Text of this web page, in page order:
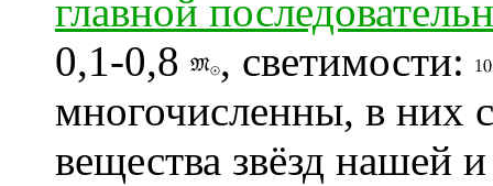
главной
0,1-0,8
, светимости:
многочисленны, в них
вещества звёзд нашей